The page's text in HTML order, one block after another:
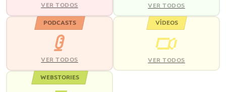
VER TODOS VER TODOS
PODCASTS
VER TODOS
VÍDEOS
VER TODOS
WEBSTORIES